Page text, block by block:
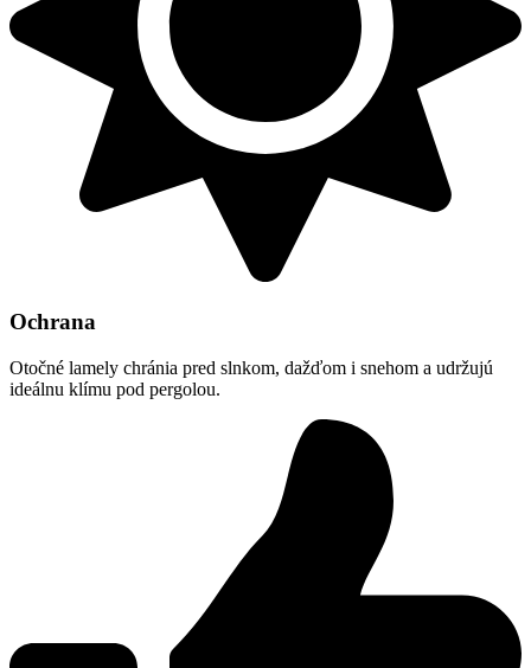
Ochrana
Otočné lamely chránia pred slnkom, dažďom i snehom a udržujú
ideálnu klímu pod pergolou.